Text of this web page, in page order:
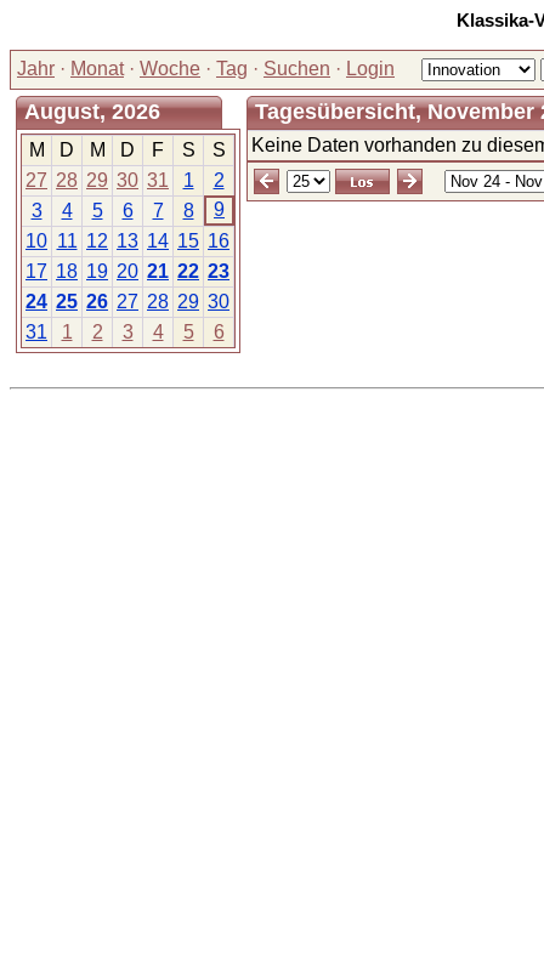
Klassika-
Jahr · Monat· Woche · Tag · Suchen · Login
August, 2026
M D M D F S
S
27 28 29 30 31 1
2
3
4 5 6 7 8
9
10 11 12 13 14 15 16
17 18 19 20 21 22 23
24 25 26 27 28 29 30
31
1 2 3 4 5 6
Tagesübersicht, November
Keine Daten vorhanden zu